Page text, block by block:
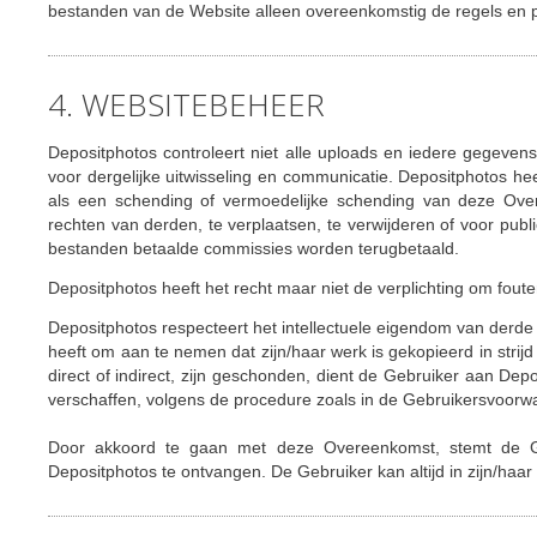
bestanden van de Website alleen overeenkomstig de regels
4. WEBSITEBEHEER
Depositphotos controleert niet alle uploads en iedere
voor dergelijke uitwisseling en communicatie. Depositphotos
als een schending of vermoedelijke schending van deze
rechten van derden, te verplaatsen, te verwijderen of voor
bestanden betaalde commissies worden terugbetaald.
Depositphotos heeft het recht maar niet de verplichting om
Depositphotos respecteert het intellectuele eigendom van
heeft om aan te nemen dat zijn/haar werk is gekopieerd in
direct of indirect, zijn geschonden, dient de Gebruiker aan
verschaffen, volgens de procedure zoals in de
Door akkoord te gaan met deze Overeenkomst, stemt de
Depositphotos te ontvangen. De Gebruiker kan altijd in zijn/